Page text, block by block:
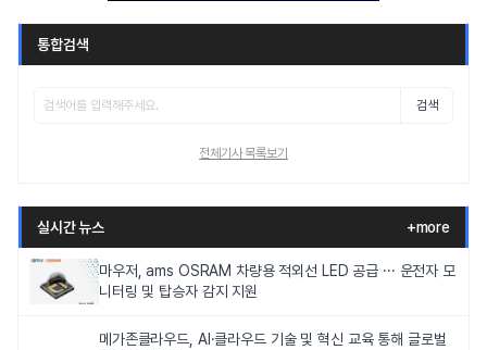
통합검색
검색
전체기사 목록보기
실시간 뉴스 +more
마우저, ams OSRAM 차량용 적외선 LED 공급 ··· 운전자 모
니터링 및 탑승자 감지 지원
메가존클라우드, AI·클라우드 기술 및 혁신 교육 통해 글로벌